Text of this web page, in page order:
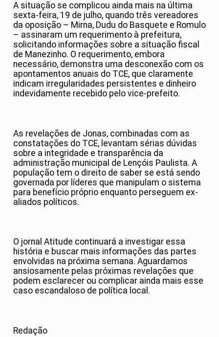
A situação se complicou ainda mais na última
sexta-feira, 19 de julho, quando três vereadores
da oposição – Mirna, Dudu do Basquete e Romulo
– assinaram um requerimento à prefeitura,
solicitando informações sobre a situação fiscal
de Manezinho. O requerimento, embora
necessário, demonstra uma desconexão com os
apontamentos anuais do TCE, que claramente
indicam irregularidades persistentes e dinheiro
indevidamente recebido pelo vice-prefeito.
As revelações de Jonas, combinadas com as
constatações do TCE, levantam sérias dúvidas
sobre a integridade e transparência da
administração municipal de Lençóis Paulista. A
população tem o direito de saber se está sendo
governada por líderes que manipulam o sistema
para benefício próprio enquanto perseguem ex-
aliados políticos.
O jornal Atitude continuará a investigar essa
história e buscar mais informações das partes
envolvidas na próxima semana. Aguardamos
ansiosamente pelas próximas revelações que
podem esclarecer ou complicar ainda mais esse
caso escandaloso de política local.
Redação